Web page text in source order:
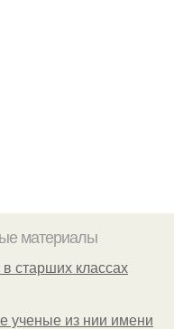
материалы
в старших классах
ученые из нии имени